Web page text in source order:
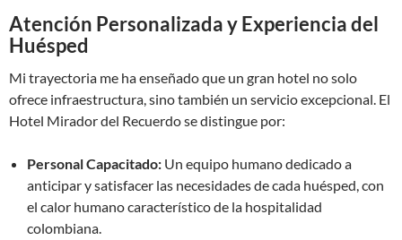
Atención Personalizada y Experiencia del
Huésped
Mi trayectoria me ha enseñado que un gran hotel no solo
ofrece infraestructura, sino también un servicio excepcional. El
Hotel Mirador del Recuerdo se distingue por:
Personal Capacitado: Un equipo humano dedicado a
anticipar y satisfacer las necesidades de cada huésped, con
el calor humano característico de la hospitalidad
colombiana.